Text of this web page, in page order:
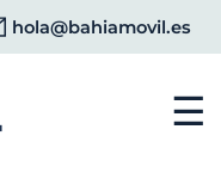
hola@bahiamovil.es
☰